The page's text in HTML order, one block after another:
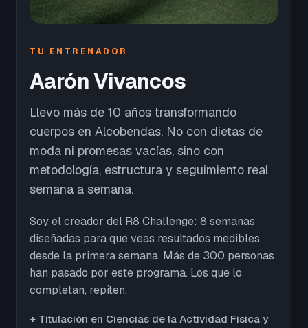
TU ENTRENADOR
Aarón Vivancos
Llevo más de 10 años transformando
cuerpos en Alcobendas. No con dietas de
moda ni promesas vacías, sino con
metodología, estructura y seguimiento real
semana a semana.
Soy el creador del R8 Challenge: 8 semanas
diseñadas para que veas resultados medibles
desde la primera semana. Más de 300 personas
han pasado por este programa. Los que lo
completan, repiten.
+ Titulación en Ciencias de la Actividad Física y